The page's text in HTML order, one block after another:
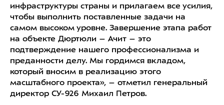
инфраструктуры страны и прилагаем все усилия,
чтобы выполнить поставленные задачи на
самом высоком уровне. Завершение этапа работ
на объекте Дюртюли – Ачит – это
подтверждение нашего профессионализма и
преданности делу. Мы гордимся вкладом,
который вносим в реализацию этого
масштабного проекта», – отметил генеральный
директор СУ-926 Михаил Петров.